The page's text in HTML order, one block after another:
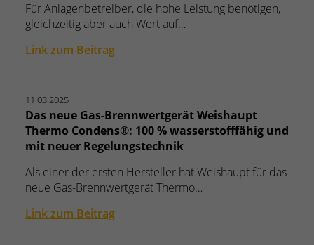
Für Anlagenbetreiber, die hohe Leistung benötigen,
gleichzeitig aber auch Wert auf…
Link zum Beitrag
11.03.2025
Das neue Gas-Brennwertgerät Weishaupt
Thermo Condens®: 100 % wasserstofffähig und
mit neuer Regelungstechnik
Als einer der ersten Hersteller hat Weishaupt für das
neue Gas-Brennwertgerät Thermo…
Link zum Beitrag